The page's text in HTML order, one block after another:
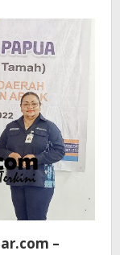
–